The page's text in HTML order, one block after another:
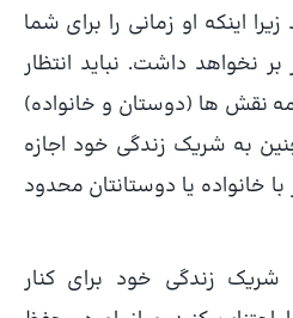
اینکه او زمانی را برای شما
نخواهد داشت. نباید انتظار
نقش ها (دوستان و خانواده)
به شریک زندگی خود اجازه
با خانواده یا دوستانتان محدود
شریک زندگی خود برای کنار